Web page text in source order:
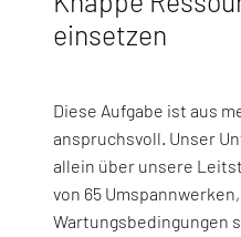
einsetzen
Diese Aufgabe ist aus
anspruchsvoll. Unser
allein über unsere
von 65
Wartungsbedingungen